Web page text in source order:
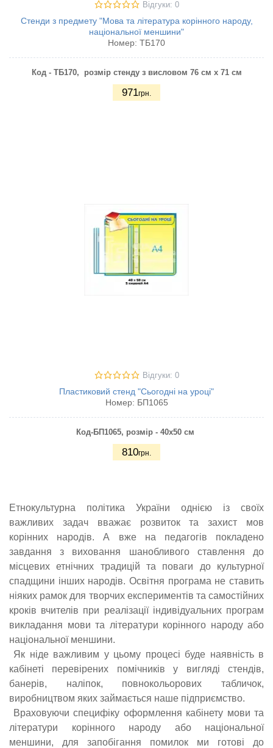
Відгуки: 0
Стенди з предмету "Мова та література корінного народу,
національної меншини"
Номер: ТБ170
Код - ТБ170, розмір стенду з висловом 76 см х 71 см
971грн.
Відгуки: 0
Пластиковий стенд "Сьогодні на уроці"
Номер: БП1065
Код-БП1065, розмір - 40х50 см
810грн.
Етнокультурна політика України однією із своїх
важливих задач вважає розвиток та захист мов
корінних народів. А вже на педагогів покладено
завдання з виховання шанобливого ставлення до
місцевих етнічних традицій та поваги до культурної
спадщини інших народів. Освітня програма не ставить
ніяких рамок для творчих експериментів та самостійних
кроків вчителів при реалізації індивідуальних програм
викладання мови та літератури корінного народу або
національної меншини.
Як ніде важливим у цьому процесі буде наявність в
кабінеті перевірених помічників у вигляді стендів,
банерів, наліпок, повнокольорових табличок,
виробництвом яких займається наше підприємство.
Враховуючи специфіку оформлення кабінету мови та
літератури корінного народу або національної
меншини, для запобігання помилок ми готові до